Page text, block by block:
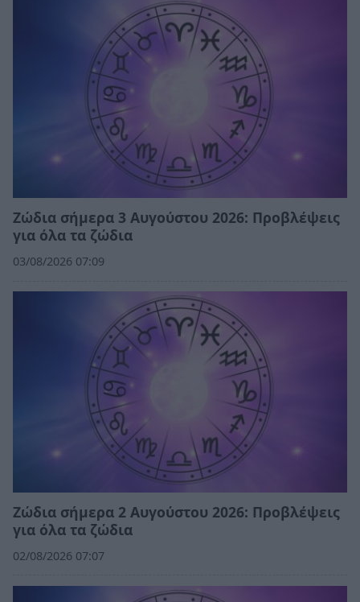
Ζώδια σήμερα 3 Αυγούστου 2026: Προβλέψεις
για όλα τα ζώδια
03/08/2026 07:09
Ζώδια σήμερα 2 Αυγούστου 2026: Προβλέψεις
για όλα τα ζώδια
02/08/2026 07:07